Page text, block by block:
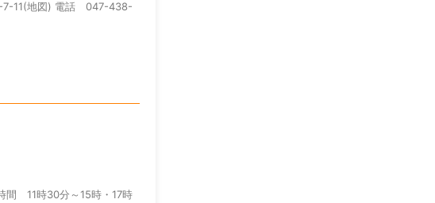
7-11(地図) 電話 047-438-
間 11時30分～15時・17時